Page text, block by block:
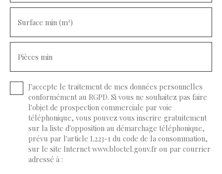
Surface min (m²)
Pièces min
J'accepte le traitement de mes données personnelles
conformément au RGPD. Si vous ne souhaitez pas faire
l'objet de prospection commerciale par voie
téléphonique, vous pouvez vous inscrire gratuitement
sur la liste d'opposition au démarchage téléphonique,
prévu par l'article L223-1 du code de la consommation,
sur le site Internet www.bloctel.gouv.fr ou par courrier
adressé à :